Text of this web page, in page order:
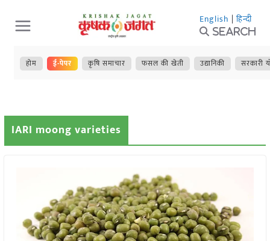
Skip
to
content
English | हिन्दी
Search
होम ई-पेपर कृषि समाचार फसल की खेती उद्यानिकी सरकारी
IARI moong varieties